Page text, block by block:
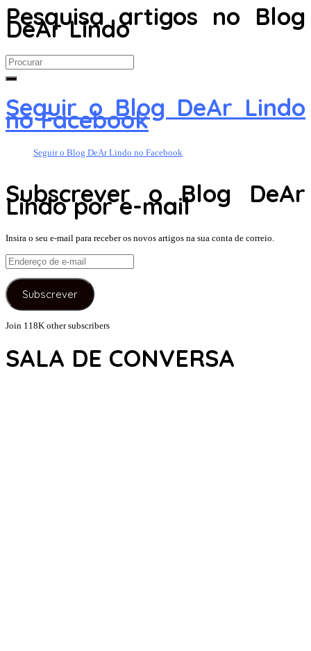
Pesquisa artigos no Blog
DeAr Lindo
Search
for:
Seguir o Blog DeAr Lindo
no Facebook
Seguir o Blog DeAr Lindo no Facebook
Subscrever o Blog DeAr
Lindo por e-mail
Insira o seu e-mail para receber os novos artigos na sua conta de correio.
Endereço
de
e-
mail
Subscrever
Join 118K other subscribers
SALA DE CONVERSA